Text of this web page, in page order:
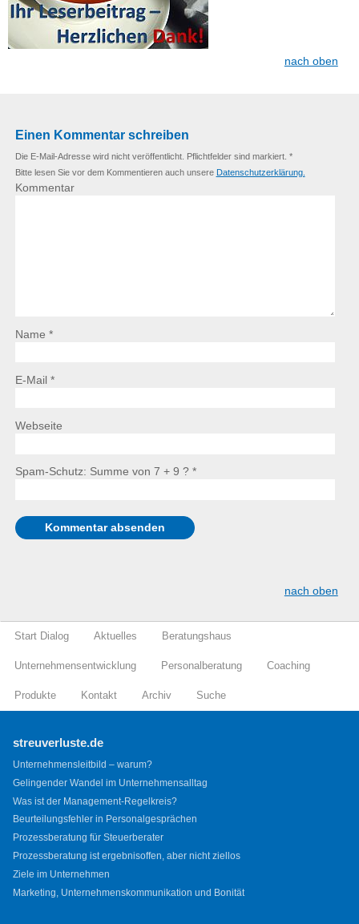
nach oben
Einen Kommentar schreiben
Die E-Mail-Adresse wird nicht veröffentlicht. Pflichtfelder sind markiert. *
Bitte lesen Sie vor dem Kommentieren auch unsere Datenschutzerklärung.
Kommentar
Name *
E-Mail *
Webseite
Spam-Schutz: Summe von 7 + 9 ? *
nach oben
Start Dialog Aktuelles Beratungshaus
Unternehmensentwicklung Personalberatung Coaching
Produkte Kontakt Archiv Suche
streuverluste.de
Unternehmensleitbild – warum?
Gelingender Wandel im Unternehmensalltag
Was ist der Management-Regelkreis?
Beurteilungsfehler in Personalgesprächen
Prozessberatung für Steuerberater
Prozessberatung ist ergebnisoffen, aber nicht ziellos
Ziele im Unternehmen
Marketing, Unternehmenskommunikation und Bonität